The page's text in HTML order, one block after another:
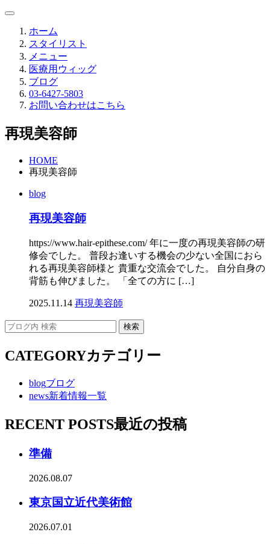
ホーム
スタイリスト
メニュー
医療用ウィッグ
ブログ
03-6427-5803
お問い合わせはこちら
再現美容師
HOME
再現美容師
blog
再現美容師
https://www.hair-epithese.com/ 年に一度の再現美容師の研
修会でした。 普段お逢いする機会の少ない全国におら
れる再現美容師様と 貴重な交流会でした。 自分自身の
背筋も伸びました。 「全ての方に […]
2025.11.14 再現美容師
CATEGORYカテゴリー
blogブログ
news新着情報一覧
RECENT POSTS最近の投稿
準備
2026.08.07
東京国立近代美術館
2026.07.01